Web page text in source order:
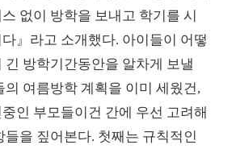
없이 방학을 보내고 학기를 시
』라고 소개했다. 아이들이 어떻
긴 방학기간동안을 알차게 보낼
의 여름방학 계획을 이미 세웠건,
인 부모들이건 간에 우선 고려해
들을 짚어본다. 첫째는 규칙적인